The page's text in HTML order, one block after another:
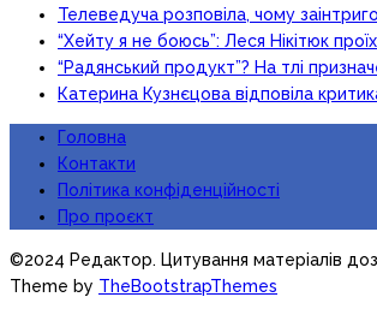
Телеведуча розповіла, чому
“Хейту я не боюсь”: Леся Нікітюк
“Радянський продукт”? На тлі
Катерина Кузнєцова відповіла
Головна
Контакти
Політика конфіденційності
Про проєкт
©2024 Редактор. Цитування матеріалів
Theme by TheBootstrapThemes